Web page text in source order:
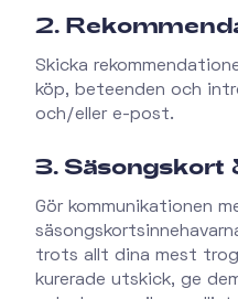
2.
Skicka
köp, beteenden och
och/eller e-post.
3. Säsongskort
Gör kommunikationen
trots allt dina mest
kurerade utskick, ge